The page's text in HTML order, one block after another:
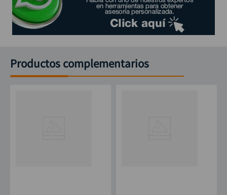
Productos complementarios